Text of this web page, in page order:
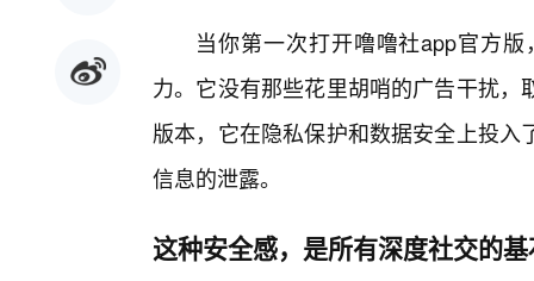
当你第一次打开噜噜社app官方
力。它没有那些花里胡哨的广告干扰
版本，它在隐私保护和数据安全上投
信息的泄露。
这种安全感，是所有深度社交的